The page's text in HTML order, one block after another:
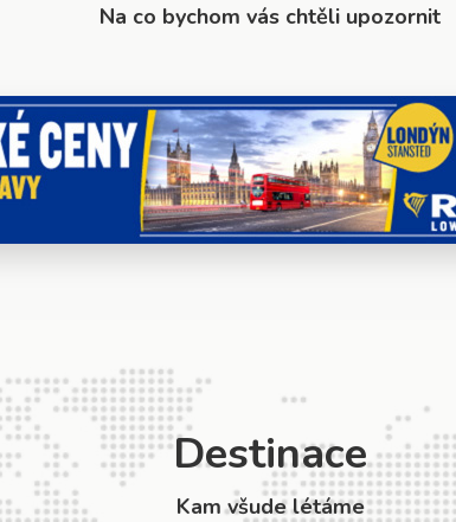
Na co bychom vás chtěli upozornit
Destinace
Kam všude létáme